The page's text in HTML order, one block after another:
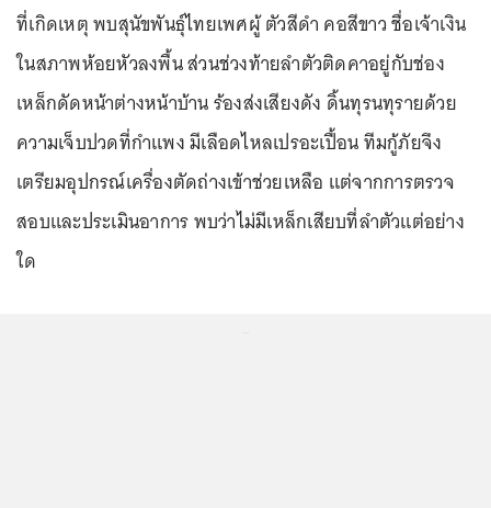
ที่เกิดเหตุ พบสุนัขพันธุ์ไทยเพศผู้ ตัวสีดำ คอสีขาว ชื่อเจ้าเงิน
ในสภาพห้อยหัวลงพื้น ส่วนช่วงท้ายลำตัวติดคาอยู่กับช่อง
เหล็กดัดหน้าต่างหน้าบ้าน ร้องส่งเสียงดัง ดิ้นทุรนทุรายด้วย
ความเจ็บปวดที่กำแพง มีเลือดไหลเปรอะเปื้อน ทีมกู้ภัยจึง
เตรียมอุปกรณ์เครื่องตัดถ่างเข้าช่วยเหลือ แต่จากการตรวจ
สอบและประเมินอาการ พบว่าไม่มีเหล็กเสียบที่ลำตัวแต่อย่าง
ใด